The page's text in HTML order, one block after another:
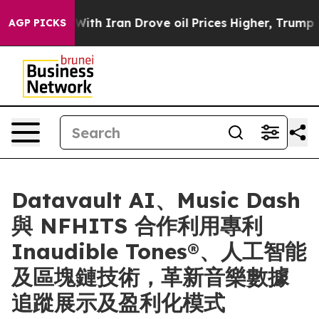
AGP PICKS
war With Iran Drove oil Prices Higher, Trump Gave
Datavault AI、Music Dash
與 NFHITS 合作利用專利
Inaudible Tones®、人工智能
及區塊鏈技術，革新音樂數據
追蹤展示及盈利化模式